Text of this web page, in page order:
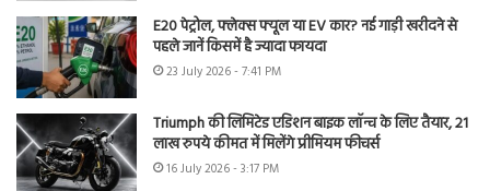
E20 पेट्रोल, फ्लेक्स फ्यूल या EV कार? नई गाड़ी खरीदने से
पहले जानें किसमें है ज्यादा फायदा
23 July 2026 - 7:41 PM
Triumph की लिमिटेड एडिशन बाइक लॉन्च के लिए तैयार, 21
लाख रुपये कीमत में मिलेंगे प्रीमियम फीचर्स
16 July 2026 - 3:17 PM